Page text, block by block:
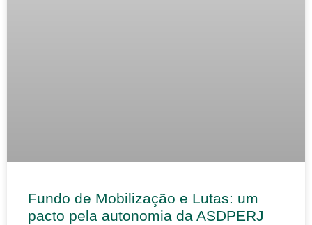
Fundo de Mobilização e Lutas: um
pacto pela autonomia da ASDPERJ